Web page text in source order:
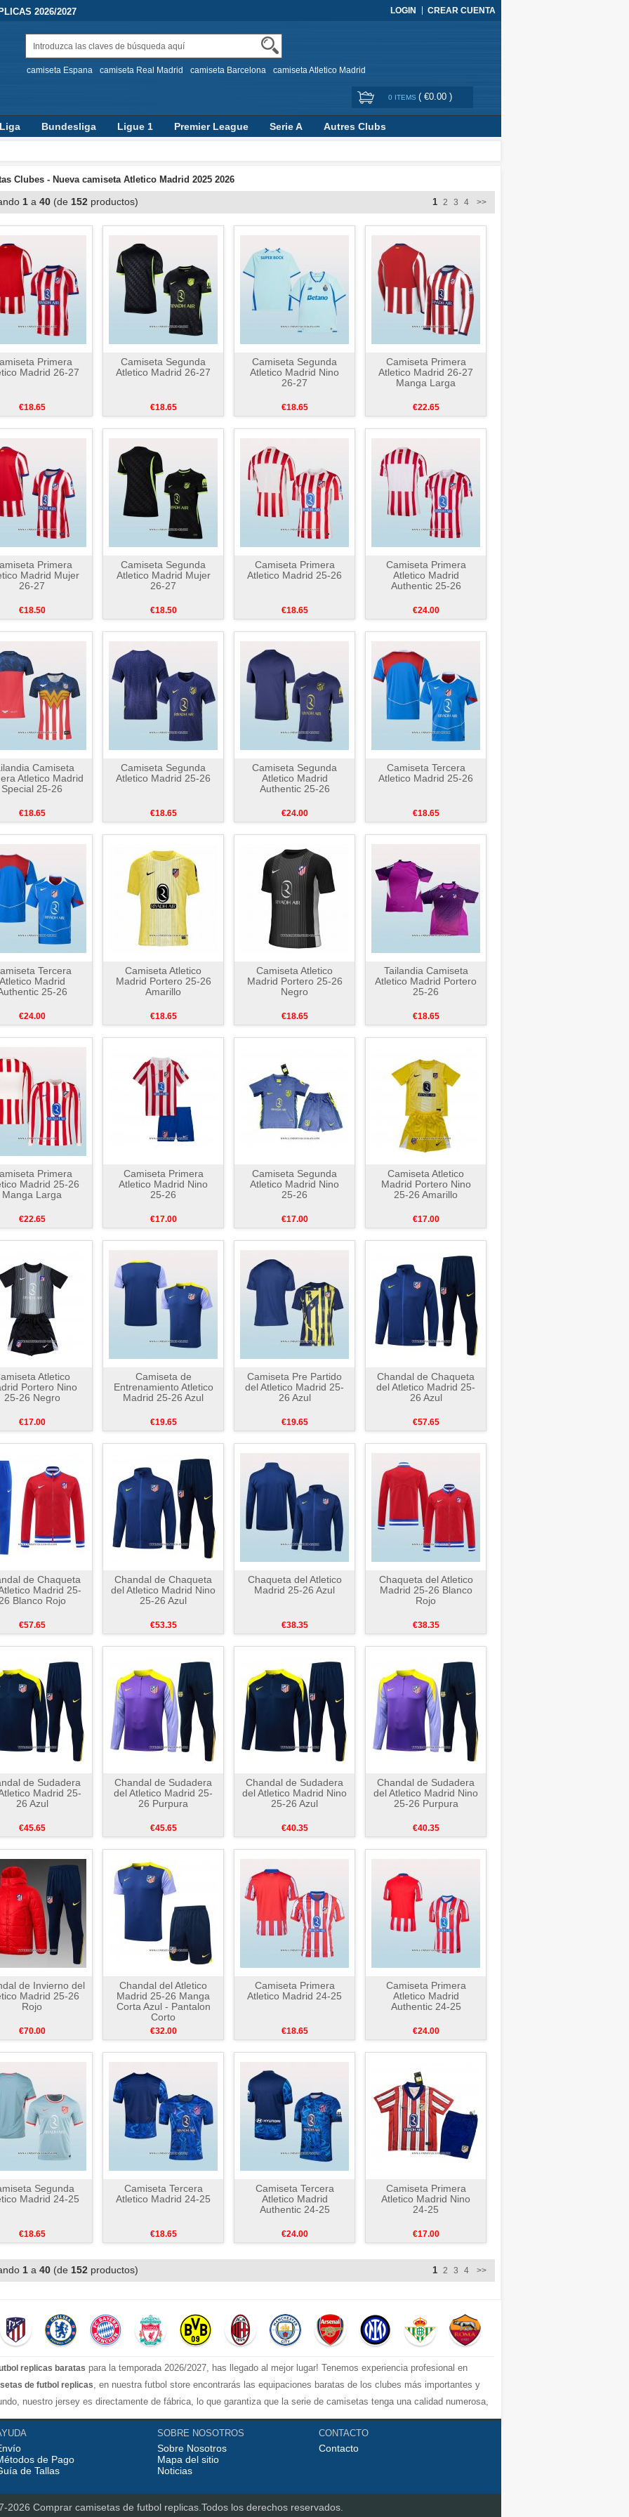
2026/2027 LOGIN CREAR CUENTA
camiseta Espana camiseta Real Madrid camiseta Barcelona camiseta Atletico Madrid
0 ITEMS ( €0.00 )
Bundesliga Ligue 1 Premier League Serie A Autres Clubs
Clubes - Nueva camiseta Atletico Madrid 2025 2026
1 a 40 (de 152 productos) 1 2 3 4 >>
Primera
Madrid 26-27
€18.65
Camiseta Segunda
Atletico Madrid 26-27
€18.65
Camiseta Segunda
Atletico Madrid Nino
26-27
€18.65
Camiseta Primera
Atletico Madrid 26-27
Manga Larga
€22.65
Primera
Madrid Mujer
26-27
€18.50
Camiseta Segunda
Atletico Madrid Mujer
26-27
€18.50
Camiseta Primera
Atletico Madrid 25-26
€18.65
Camiseta Primera
Atletico Madrid
Authentic 25-26
€24.00
Camiseta
Atletico Madrid
Special 25-26
€18.65
Camiseta Segunda
Atletico Madrid 25-26
€18.65
Camiseta Segunda
Atletico Madrid
Authentic 25-26
€24.00
Camiseta Tercera
Atletico Madrid 25-26
€18.65
Tercera
Madrid
25-26
€24.00
Camiseta Atletico
Madrid Portero 25-26
Amarillo
€18.65
Camiseta Atletico
Madrid Portero 25-26
Negro
€18.65
Tailandia Camiseta
Atletico Madrid Portero
25-26
€18.65
Primera
Madrid 25-26
Manga Larga
€22.65
Camiseta Primera
Atletico Madrid Nino
25-26
€17.00
Camiseta Segunda
Atletico Madrid Nino
25-26
€17.00
Camiseta Atletico
Madrid Portero Nino
25-26 Amarillo
€17.00
Atletico
Portero Nino
25-26 Negro
€17.00
Camiseta de
Entrenamiento Atletico
Madrid 25-26 Azul
€19.65
Camiseta Pre Partido
del Atletico Madrid 25-
26 Azul
€19.65
Chandal de Chaqueta
del Atletico Madrid 25-
26 Azul
€57.65
de Chaqueta
Madrid 25-
Blanco Rojo
€57.65
Chandal de Chaqueta
del Atletico Madrid Nino
25-26 Azul
€53.35
Chaqueta del Atletico
Madrid 25-26 Azul
€38.35
Chaqueta del Atletico
Madrid 25-26 Blanco
Rojo
€38.35
de Sudadera
Madrid 25-
26 Azul
€45.65
Chandal de Sudadera
del Atletico Madrid 25-
26 Purpura
€45.65
Chandal de Sudadera
del Atletico Madrid Nino
25-26 Azul
€40.35
Chandal de Sudadera
del Atletico Madrid Nino
25-26 Purpura
€40.35
de Invierno del
Madrid 25-26
Rojo
€70.00
Chandal del Atletico
Madrid 25-26 Manga
Corta Azul - Pantalon
Corto
€32.00
Camiseta Primera
Atletico Madrid 24-25
€18.65
Camiseta Primera
Atletico Madrid
Authentic 24-25
€24.00
Segunda
Madrid 24-25
€18.65
Camiseta Tercera
Atletico Madrid 24-25
€18.65
Camiseta Tercera
Atletico Madrid
Authentic 24-25
€24.00
Camiseta Primera
Atletico Madrid Nino
24-25
€17.00
1 a 40 (de 152 productos) 1 2 3 4 >>
replicas baratas para la temporada 2026/2027, has llegado al mejor lugar! Tenemos experiencia profesional en
de futbol replicas, en nuestra futbol store encontrarás las equipaciones baratas de los clubes más importantes y
nuestro jersey es directamente de fábrica, lo que garantiza que la serie de camisetas tenga una calidad numerosa,
confiable, Actualizar rápidamente las camisetas de fútbol de la liga superior, por ejemplo: equipacion Barcelona,
Manchester United...etc! Nuestra misión es ofrecer a los fanáticos del fútbol los mejores precios y
opciones de personalización completas y envíos mundiales rápidos y competitivos!
de Pago
de Tallas
SOBRE NOSOTROS
Sobre Nosotros
Mapa del sitio
Noticias
CONTACTO
Contacto
2026 Comprar camisetas de futbol replicas.Todos los derechos reservados.